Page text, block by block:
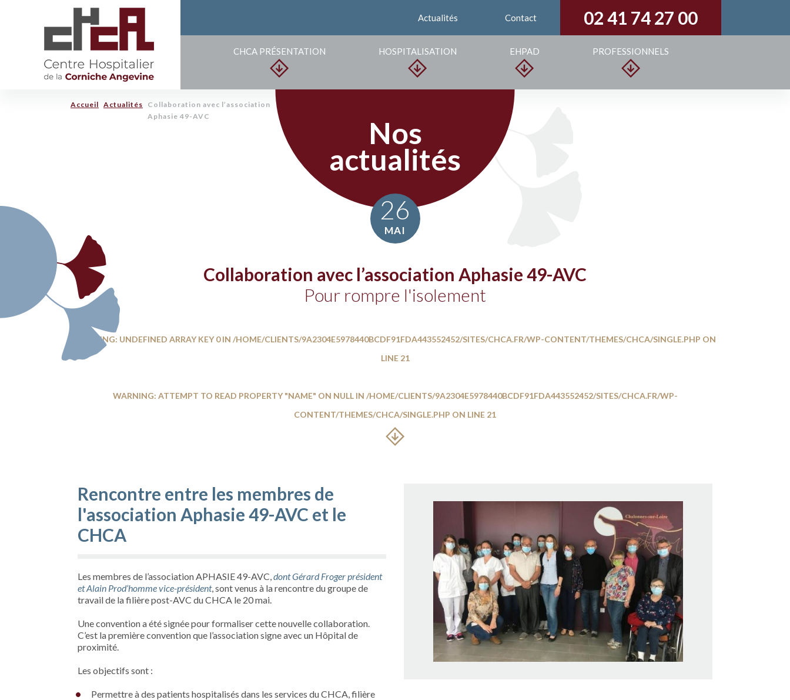
Actualités Contact 02 41 74 27 00
CHCA PRÉSENTATION HOSPITALISATION EHPAD PROFESSIONNELS
Accueil Actualités
Collaboration avec l’association
Aphasie 49-AVC
Nos
actualités
26
MAI
Collaboration avec l’association Aphasie 49-AVC
Pour rompre l'isolement
WARNING: UNDEFINED ARRAY KEY 0 IN /HOME/CLIENTS/9A2304E5978440BCDF91FDA443552452/SITES/CHCA.FR/WP-CONTENT/THEMES/CHCA/SINGLE.PHP ON
LINE 21
WARNING: ATTEMPT TO READ PROPERTY "NAME" ON NULL IN /HOME/CLIENTS/9A2304E5978440BCDF91FDA443552452/SITES/CHCA.FR/WP-
CONTENT/THEMES/CHCA/SINGLE.PHP ON LINE 21
Rencontre entre les membres de
l'association Aphasie 49-AVC et le
CHCA
Les membres de l’association APHASIE 49-AVC,dont Gérard Froger président
et Alain Prod’homme vice-président, sont venus à la rencontre du groupe de
travail de la filière post-AVC du CHCA le 20 mai.
Une convention a été signée pour formaliser cette nouvelle collaboration.
C’est la première convention que l’association signe avec un Hôpital de
proximité.
Les objectifs sont :
Permettre à des patients hospitalisés dans les services du CHCA, filière